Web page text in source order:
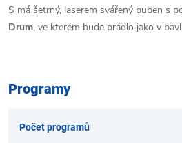
S má šetrný, laserem svářený buben s
Drum, ve kterém bude prádlo jako v
Programy
Počet programů